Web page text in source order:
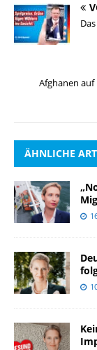
Afghanen
ÄHNLICHE